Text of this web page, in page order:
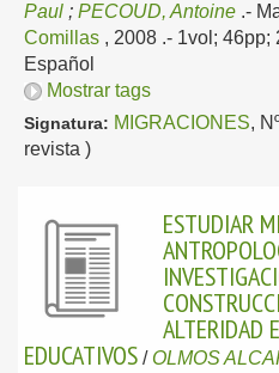
Paul ; PECOUD, Antoine .-
Comillas , 2008 .- 1vol; 46pp;
Español
Mostrar tags
Signatura: MIGRACIONES,
revista )
ESTUDIAR
ALTERIDAD
EDUCATIVOS / OLMOS